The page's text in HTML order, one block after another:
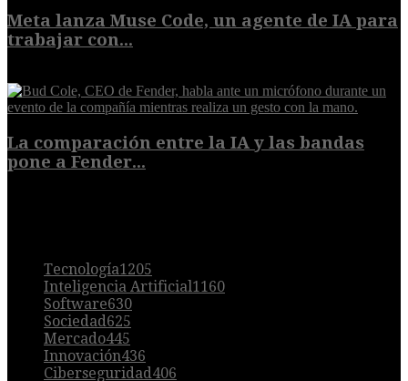
Meta lanza Muse Code, un agente de IA para
trabajar con...
La comparación entre la IA y las bandas
pone a Fender...
Tecnología1205
Inteligencia Artificial1160
Software630
Sociedad625
Mercado445
Innovación436
Ciberseguridad406